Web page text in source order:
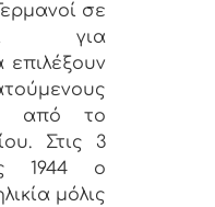
σε
για
από το
Στις 3
1944 ο
μόλις